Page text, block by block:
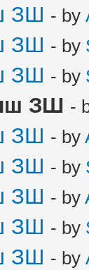
ЗШ - by
ЗШ - by
ЗШ - by
ЗШ -
ЗШ - by
ЗШ - by
ЗШ - by
ЗШ - by
ЗШ - by